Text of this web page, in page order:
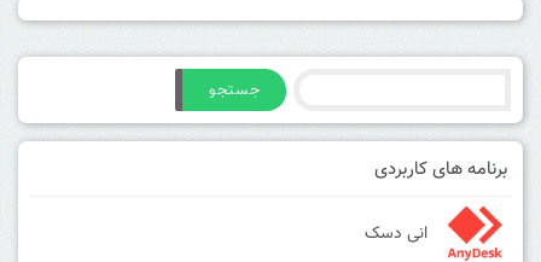
جستجو
برنامه های کاربردی
انی دسک